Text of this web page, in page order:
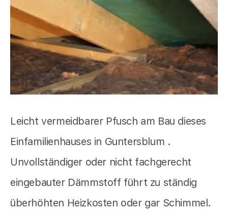
Leicht vermeidbarer Pfusch am Bau dieses
Einfamilienhauses in Guntersblum .
Unvollständiger oder nicht fachgerecht
eingebauter Dämmstoff führt zu ständig
überhöhten Heizkosten oder gar Schimmel.